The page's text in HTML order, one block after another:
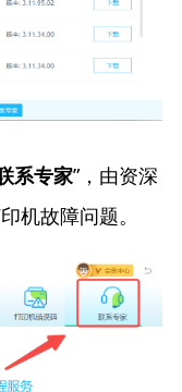
系专家”，由资深
机故障问题。